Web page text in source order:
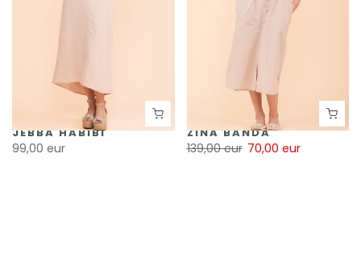
JEBBA HABIBI
99,00 eur
ZINA BANDA
139,00 eur 70,00 eur